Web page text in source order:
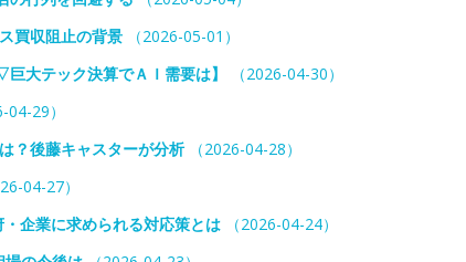
買収阻止の背景 （2026-05-01）
大テック決算でＡＩ需要は】
（2026-04-30）
04-29）
？後藤キャスターが分析（2026-04-28）
04-27）
企業に求められる対応策とは （2026-04-24）